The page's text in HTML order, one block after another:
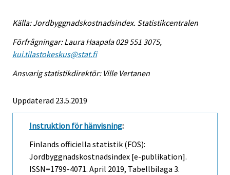
Källa: Jordbyggnadskostnadsindex. Statistikcentralen
Förfrågningar: Laura Haapala 029 551 3075,
kui.tilastokeskus@stat.fi
Ansvarig statistikdirektör: Ville Vertanen
Uppdaterad 23.5.2019
Instruktion för hänvisning:
Finlands officiella statistik (FOS):
Jordbyggnadskostnadsindex [e-publikation].
ISSN=1799-4071. April 2019, Tabellbilaga 3.